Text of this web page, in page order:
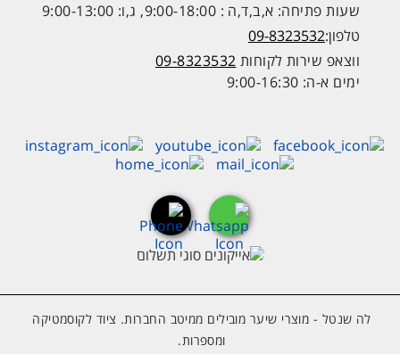
שעות פתיחה: א,ב,ד,ה : 9:00-18:00, ג,ו: 9:00-13:00
טלפון:09-8323532
ווצאפ שירות לקוחות 09-8323532
ימים א-ה: 9:00-16:30
לה שנטל - מוצרי שיער מובילים ממיטב החברות. ציוד לקוסמטיקה
ומספרות.